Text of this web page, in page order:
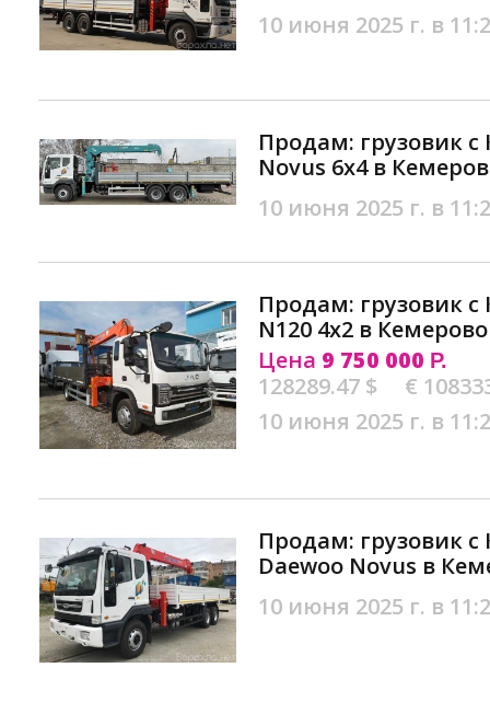
10 июня 2025 г. в
Продам: грузовик с
Novus 6х4 в
10 июня 2025 г. в
Продам: грузовик с
N120 4х2 в Кемерово
Цена 9 750 000 Р.
128289.47 $
€
10 июня 2025 г. в
Продам: грузовик
Daewoo Novus в
10 июня 2025 г. в